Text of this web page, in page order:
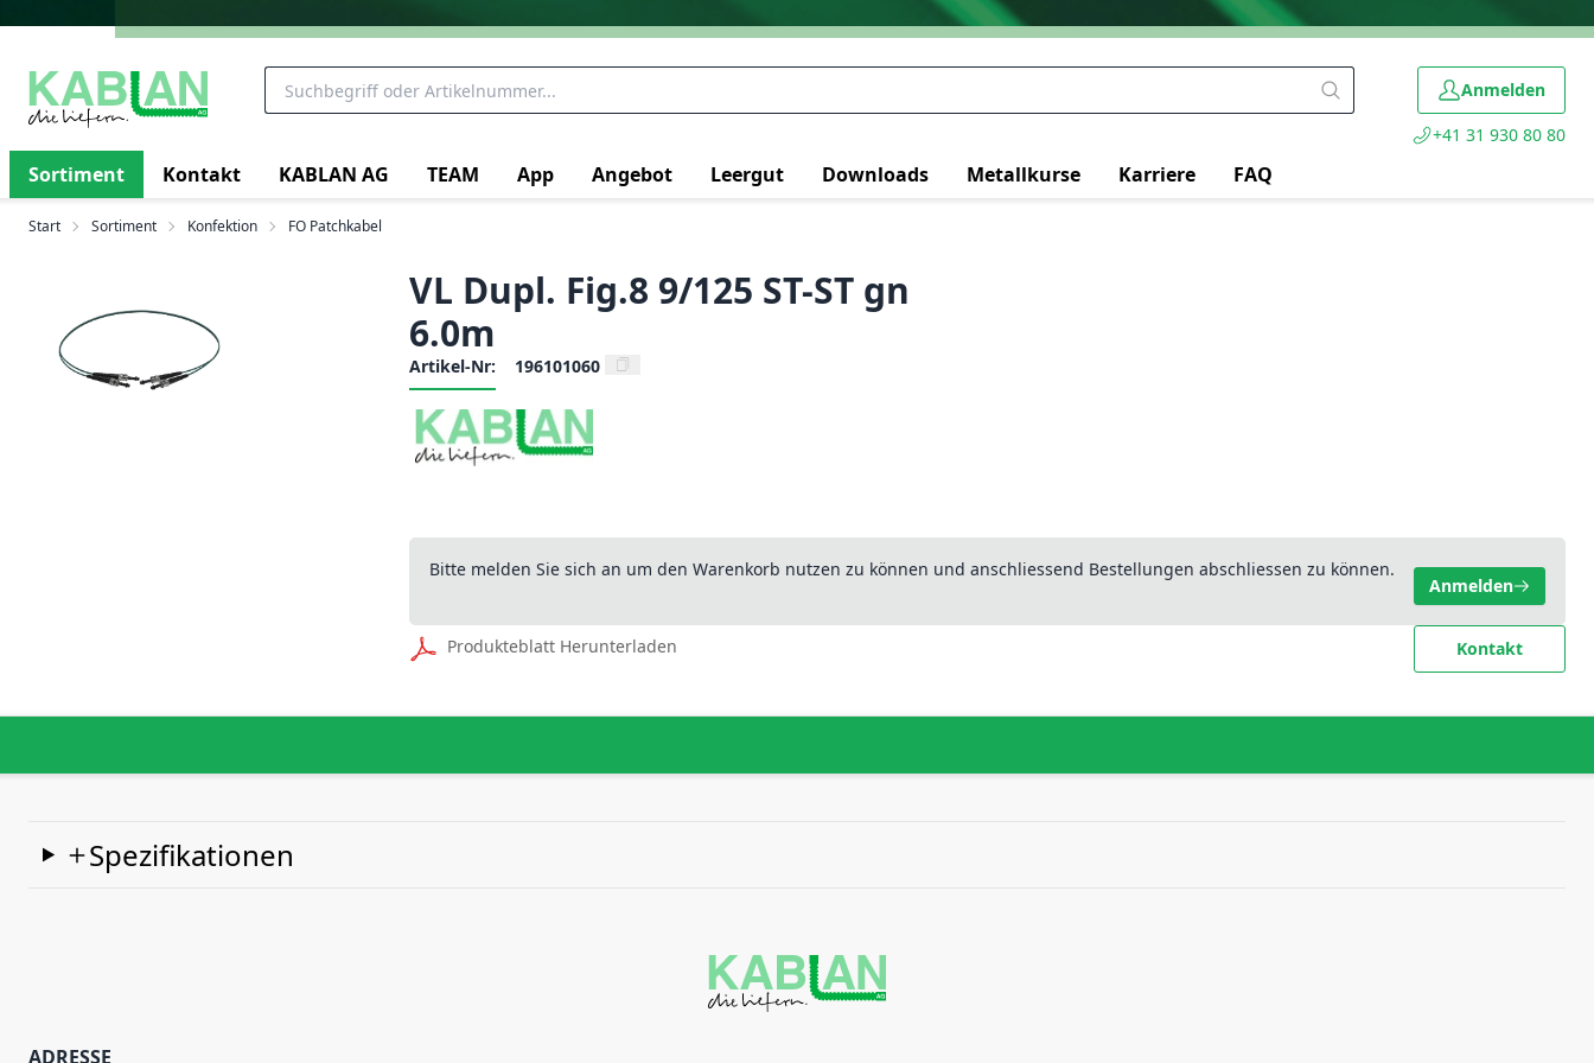
Anmelden
+41 31 930 80 80
Sortiment Kontakt KABLAN AG TEAM App Angebot Leergut Downloads Metallkurse Karriere FAQ
Start Sortiment Konfektion FO Patchkabel
VL Dupl. Fig.8 9/125 ST-ST gn
6.0m
Artikel-Nr: 196101060
Bitte melden Sie sich an um den Warenkorb nutzen zu können und anschliessend Bestellungen abschliessen zu können.
Anmelden
Produkteblatt Herunterladen Kontakt
Spezifikationen
ADRESSE